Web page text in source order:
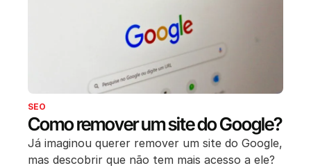
SEO
Como remover um site do Google?
Já imaginou querer remover um site do Google,
mas descobrir que não tem mais acesso a ele?